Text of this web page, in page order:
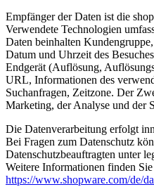
Empfänger der Daten ist die
Verwendete Technologien
Daten beinhalten
Datum und Uhrzeit des
Endgerät (Auflösung,
URL, Informationen des
Suchanfragen, Zeitzone. Der
Marketing, der Analyse und der
Die Datenverarbeitung erfolgt
Bei Fragen zum Datenschutz
Datenschutzbeauftragten unter
Weitere Informationen finden
https://www.shopware.com/de/